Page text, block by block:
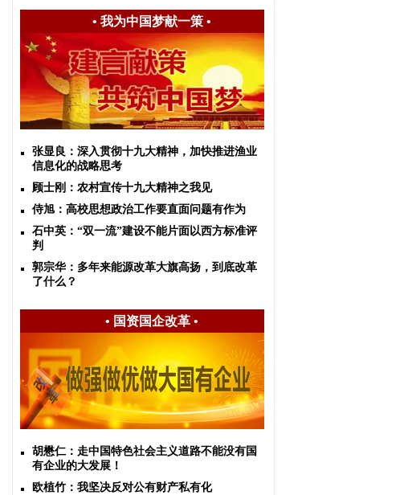
• 我为中国梦献一策•
张显良：深入贯彻十九大精神，加快推进渔业
信息化的战略思考
顾士刚：农村宣传十九大精神之我见
侍旭：高校思想政治工作要直面问题有作为
石中英：“双一流”建设不能片面以西方标准评
判
郭宗华：多年来能源改革大旗高扬，到底改革
了什么？
• 国资国企改革•
胡懋仁：走中国特色社会主义道路不能没有国
有企业的大发展！
欧植竹：我坚决反对公有财产私有化